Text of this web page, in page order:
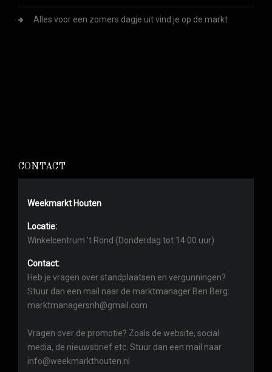
Alles voor een zomers dagje uit vind je op de markt
CONTACT
Weekmarkt Houten
Locatie:
Winkelcentrum ’t Rond (Donderdag tot 14:00 uur)
Contact:
Heb je vragen over standplaatsen en vergunningen?
Stuur dan een mail naar de marktmanager Ben Berg:
marktmanagersnh@gmail.com
Vragen over de promotie? Zoals de website, social
media, de nieuwsbrief etc. Stuur dan een mail naar
info@weekmarkthouten.nl